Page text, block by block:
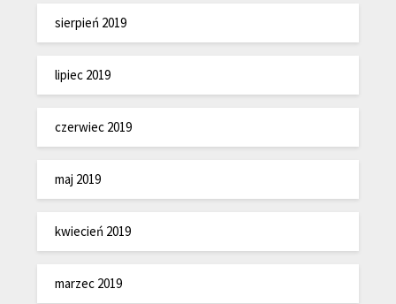
sierpień 2019
lipiec 2019
czerwiec 2019
maj 2019
kwiecień 2019
marzec 2019